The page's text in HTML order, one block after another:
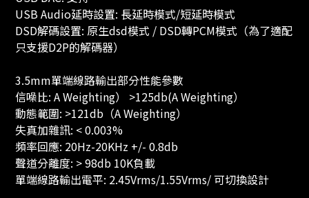
USB Audio延時設置: 長延時模式/短延時模式
DSD解碼設置: 原生dsd模式 / DSD轉PCM模式（為了適配
只支援D2P的解碼器）
3.5mm單端線路輸出部分性能參數
信噪比: A Weighting） >125db(A Weighting）
動態範圍: >121db（A Weighting）
失真加雜訊: < 0.003%
頻率回應: 20Hz-20KHz +/- 0.8db
聲道分離度: > 98db 10K負載
單端線路輸出電平: 2.45Vrms/1.55Vrms/ 可切換設計